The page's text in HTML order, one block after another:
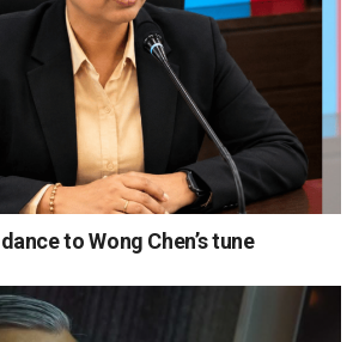
to Wong Chen’s tune